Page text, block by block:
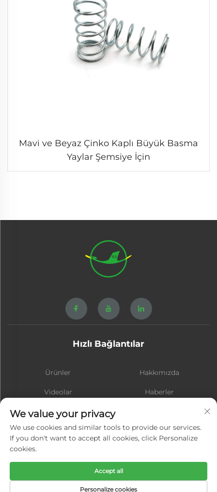
Mavi ve Beyaz Çinko Kaplı Büyük Basma
Yaylar Şemsiye İçin
Hızlı Bağlantılar
Ürünler Hakkımızda
Videolar Haberler
İletişim
We value your privacy
We use cookies and similar tools to provide our services.
If you don't want to accept all cookies, click Personalize
cookies.
Personalize cookies
Accept all